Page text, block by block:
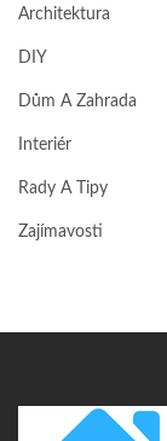
Architektura
DIY
Dům A Zahrada
Interiér
Rady A Tipy
Zajímavosti